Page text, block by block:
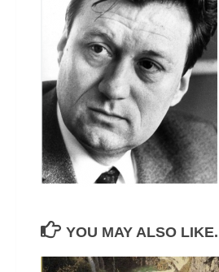
YOU MAY ALSO